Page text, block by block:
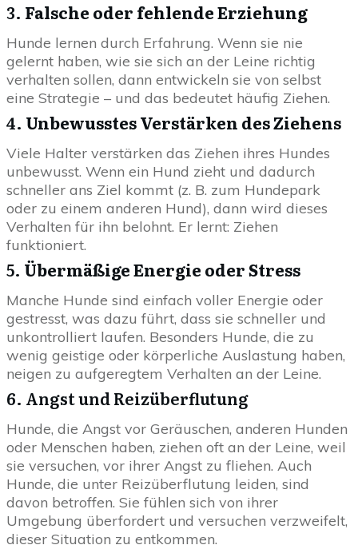
3. Falsche oder fehlende Erziehung
Hunde lernen durch Erfahrung. Wenn sie nie
gelernt haben, wie sie sich an der Leine richtig
verhalten sollen, dann entwickeln sie von selbst
eine Strategie – und das bedeutet häufig Ziehen.
4. Unbewusstes Verstärken des Ziehens
Viele Halter verstärken das Ziehen ihres Hundes
unbewusst. Wenn ein Hund zieht und dadurch
schneller ans Ziel kommt (z. B. zum Hundepark
oder zu einem anderen Hund), dann wird dieses
Verhalten für ihn belohnt. Er lernt: Ziehen
funktioniert.
5. Übermäßige Energie oder Stress
Manche Hunde sind einfach voller Energie oder
gestresst, was dazu führt, dass sie schneller und
unkontrolliert laufen. Besonders Hunde, die zu
wenig geistige oder körperliche Auslastung haben,
neigen zu aufgeregtem Verhalten an der Leine.
6. Angst und Reizüberflutung
Hunde, die Angst vor Geräuschen, anderen Hunden
oder Menschen haben, ziehen oft an der Leine, weil
sie versuchen, vor ihrer Angst zu fliehen. Auch
Hunde, die unter Reizüberflutung leiden, sind
davon betroffen. Sie fühlen sich von ihrer
Umgebung überfordert und versuchen verzweifelt,
dieser Situation zu entkommen.